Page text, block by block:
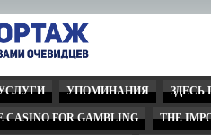
УПОМИНАНИЯ
CASINO FOR GAMBLING THE